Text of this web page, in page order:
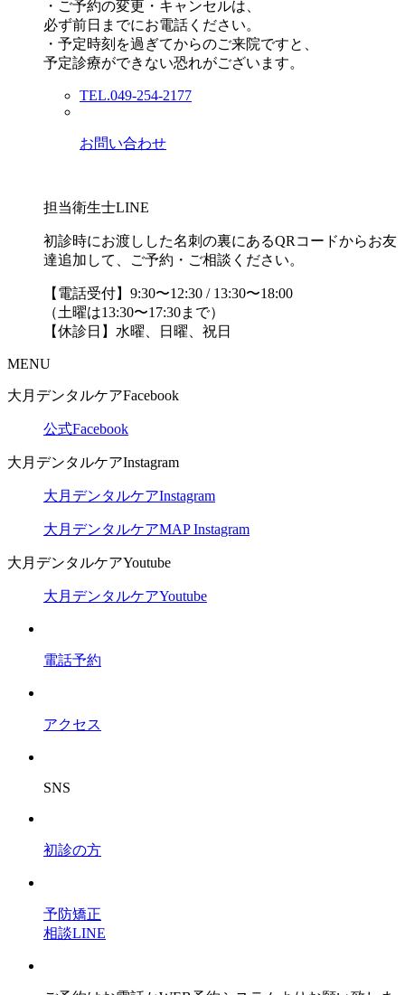
・ご予約の変更・キャンセルは、
必ず前日までにお電話ください。
・予定時刻を過ぎてからのご来院ですと、
予定診療ができない恐れがございます。
TEL.049-254-2177
お問い合わせ
担当衛生士LINE
初診時にお渡しした名刺の裏にあるQRコードからお友
達追加して、ご予約・ご相談ください。
【電話受付】9:30〜12:30 / 13:30〜18:00
（土曜は13:30〜17:30まで）
【休診日】水曜、日曜、祝日
MENU
大月デンタルケアFacebook
公式Facebook
大月デンタルケアInstagram
大月デンタルケアInstagram
大月デンタルケアMAP Instagram
大月デンタルケアYoutube
大月デンタルケアYoutube
電話予約
アクセス
SNS
初診の方
予防矯正
相談LINE